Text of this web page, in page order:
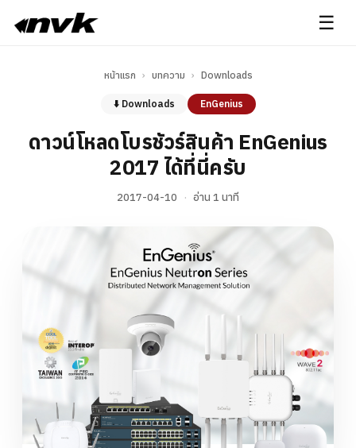
☰
หน้าแรก › บทความ › Downloads
⬇️ Downloads EnGenius
ดาวน์โหลดโบรชัวร์สินค้า EnGenius
2017 ได้ที่นี่ครับ
2017-04-10 · อ่าน 1 นาที